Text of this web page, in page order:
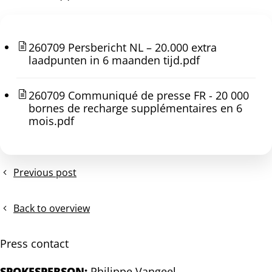
260709 Persbericht NL – 20.000 extra
laadpunten in 6 maanden tijd.pdf
260709 Communiqué de presse FR - 20 000
bornes de recharge supplémentaires en 6
mois.pdf
Previous post
Persbericht
Wallonië:
verwelkomt
Back to overview
Press contact